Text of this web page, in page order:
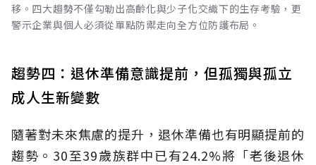
移。四大趨勢不僅勾勒出高齡化與少子化交織下的生存考驗，更
警示企業與個人必須從單點防禦走向全方位防護布局。
趨勢四：退休準備意識提前，但孤獨與孤立
成人生新變數
隨著對未來焦慮的提升，退休準備也有明顯提前的
趨勢。30至39歲族群中已有24.2%將「老後退休